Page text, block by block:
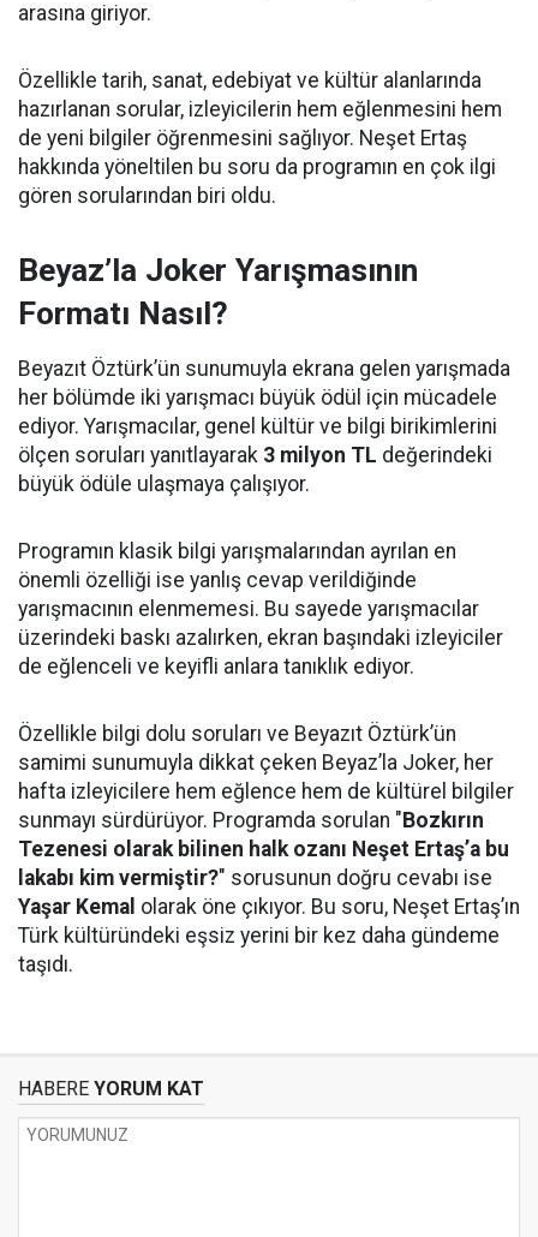
arasına giriyor.
Özellikle tarih, sanat, edebiyat ve kültür alanlarında
hazırlanan sorular, izleyicilerin hem eğlenmesini hem
de yeni bilgiler öğrenmesini sağlıyor. Neşet Ertaş
hakkında yöneltilen bu soru da programın en çok ilgi
gören sorularından biri oldu.
Beyaz’la Joker Yarışmasının
Formatı Nasıl?
Beyazıt Öztürk’ün sunumuyla ekrana gelen yarışmada
her bölümde iki yarışmacı büyük ödül için mücadele
ediyor. Yarışmacılar, genel kültür ve bilgi birikimlerini
ölçen soruları yanıtlayarak 3 milyon TL değerindeki
büyük ödüle ulaşmaya çalışıyor.
Programın klasik bilgi yarışmalarından ayrılan en
önemli özelliği ise yanlış cevap verildiğinde
yarışmacının elenmemesi. Bu sayede yarışmacılar
üzerindeki baskı azalırken, ekran başındaki izleyiciler
de eğlenceli ve keyifli anlara tanıklık ediyor.
Özellikle bilgi dolu soruları ve Beyazıt Öztürk’ün
samimi sunumuyla dikkat çeken Beyaz’la Joker, her
hafta izleyicilere hem eğlence hem de kültürel bilgiler
sunmayı sürdürüyor. Programda sorulan " Bozkırın
Tezenesi olarak bilinen halk ozanı Neşet Ertaş’a bu
lakabı kim vermiştir?" sorusunun doğru cevabı ise
Yaşar Kemal olarak öne çıkıyor. Bu soru, Neşet Ertaş’ın
Türk kültüründeki eşsiz yerini bir kez daha gündeme
taşıdı.
HABERE YORUM KAT